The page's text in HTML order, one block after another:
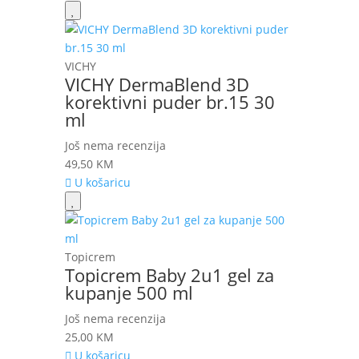
VICHY
VICHY DermaBlend 3D
korektivni puder br.15 30
ml
Još nema recenzija
49,50 KM
U košaricu
Topicrem
Topicrem Baby 2u1 gel za
kupanje 500 ml
Još nema recenzija
25,00 KM
U košaricu